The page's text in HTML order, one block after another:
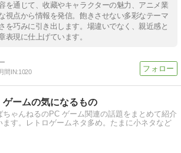
を通じて、收藏やキャラクターの魅力、アニメ業
視点から情報を発信。飽きさせない多彩なテーマ
を巧みに引き出します。場違いでなく、親近感と
表現に仕上げています。
月間IN:1020
ームの気になるもの
ちゃんねるのPC ゲーム関連の話題をまとめて紹介
ます。レトロゲームネタ多め。たまに小ネタなど